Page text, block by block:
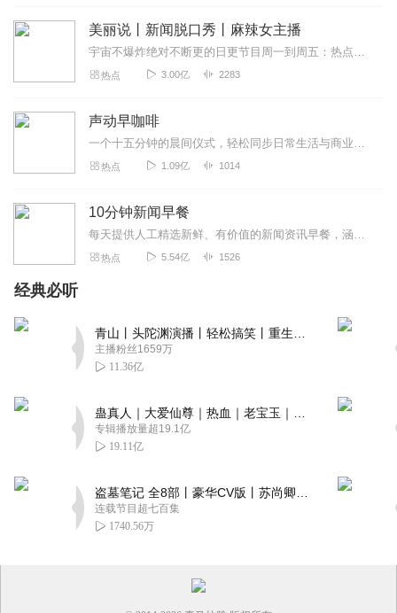
美丽说丨新闻脱口秀丨麻辣女主播
宇宙不爆炸绝对不断更的日更节目周一到周五：热点新闻一锅端周末：听众投稿话题探讨随便闲聊>>>不知道怎么进主播橱窗购买零食的点击我哟，点我点我！<<<马栏山...
热点 3.00亿 2283
声动早咖啡
一个十五分钟的晨间仪式，轻松同步日常生活与商业世界。这是一档由声动活泼出品的清晨播客节目，在工作日的早晨，为你带来与日常生活息息相关的商业科技轻解读，开启能量满...
热点 1.09亿 1014
10分钟新闻早餐
每天提供人工精选新鲜、有价值的新闻资讯早餐，涵盖国内社会热点、财经科技大事、国际时事风云。每天10分钟，畅晓天下事！
热点 5.54亿 1526
经典必听
主播粉丝1659万
11.36亿
专辑播放量超19.1亿
19.11亿
连载节目超七百集
1740.56万